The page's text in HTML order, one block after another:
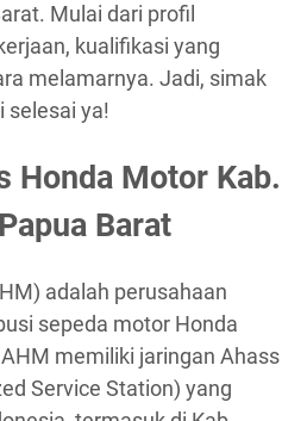
Mulai dari profil
kualifikasi yang
melamarnya. Jadi, simak
selesai ya!
Honda Motor Kab.
Barat
adalah perusahaan
sepeda motor Honda
memiliki jaringan Ahass
Service Station) yang